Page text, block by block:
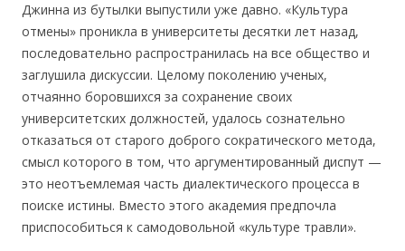
Джинна из бутылки выпустили уже давно. «Культура
отмены» проникла в университеты десятки лет назад,
последовательно распространилась на все общество и
заглушила дискуссии. Целому поколению ученых,
отчаянно боровшихся за сохранение своих
университетских должностей, удалось сознательно
отказаться от старого доброго сократического метода,
смысл которого в том, что аргументированный диспут —
это неотъемлемая часть диалектического процесса в
поиске истины. Вместо этого академия предпочла
приспособиться к самодовольной «культуре травли».